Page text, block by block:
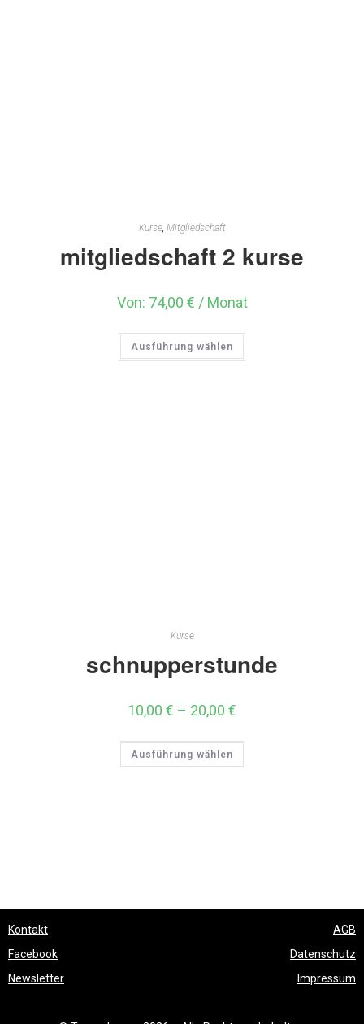
Kurse, Mitgliedschaft
mitgliedschaft 2 kurse
Von: 74,00 € / Monat
Ausführung wählen
Kurse
schnupperstunde
10,00 € – 20,00 €
Ausführung wählen
Kontakt
Facebook
Newsletter
AGB
Datenschutz
Impressum